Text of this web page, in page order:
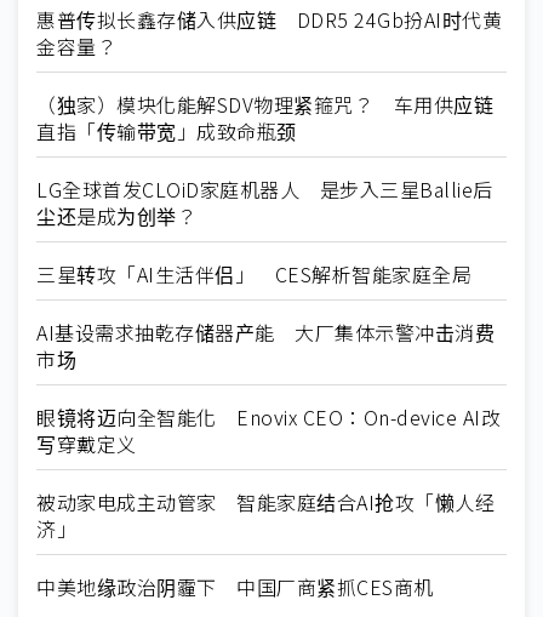
惠普传拟长鑫存储入供应链 DDR5 24Gb扮AI时代黄
金容量？
（独家）模块化能解SDV物理紧箍咒？ 车用供应链
直指「传输带宽」成致命瓶颈
LG全球首发CLOiD家庭机器人 是步入三星Ballie后
尘还是成为创举？
三星转攻「AI生活伴侣」 CES解析智能家庭全局
AI基设需求抽乾存储器产能 大厂集体示警冲击消费
市场
眼镜将迈向全智能化 Enovix CEO：On-device AI改
写穿戴定义
被动家电成主动管家 智能家庭结合AI抢攻「懒人经
济」
中美地缘政治阴霾下 中国厂商紧抓CES商机